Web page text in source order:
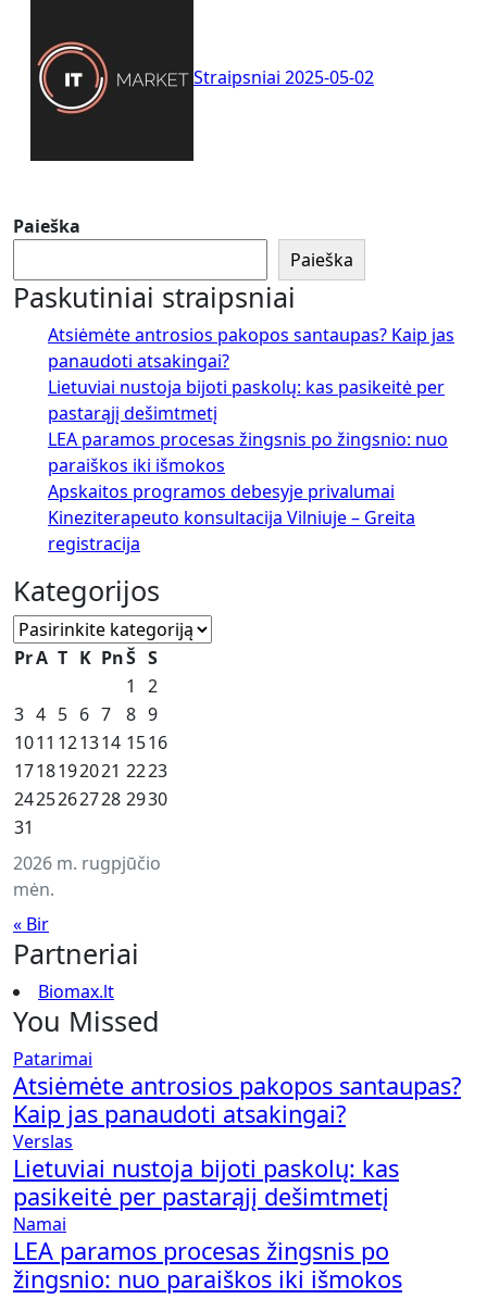
Straipsniai 2025-05-02
Paieška
Paieška
Paskutiniai straipsniai
Atsiėmėte antrosios pakopos santaupas? Kaip jas
panaudoti atsakingai?
Lietuviai nustoja bijoti paskolų: kas pasikeitė per
pastarąjį dešimtmetį
LEA paramos procesas žingsnis po žingsnio: nuo
paraiškos iki išmokos
Apskaitos programos debesyje privalumai
Kineziterapeuto konsultacija Vilniuje – Greita
registracija
Kategorijos
Kategorijos
2026 m. rugpjūčio
mėn.
PrA T K PnŠ S
1
2
3 4 5 6 7 8 9
1011 121314 1516
1718192021 2223
2425262728 2930
31
« Bir
Partneriai
Biomax.lt
You Missed
Patarimai
Atsiėmėte antrosios pakopos santaupas?
Kaip jas panaudoti atsakingai?
Verslas
Lietuviai nustoja bijoti paskolų: kas
pasikeitė per pastarąjį dešimtmetį
Namai
LEA paramos procesas žingsnis po
žingsnio: nuo paraiškos iki išmokos